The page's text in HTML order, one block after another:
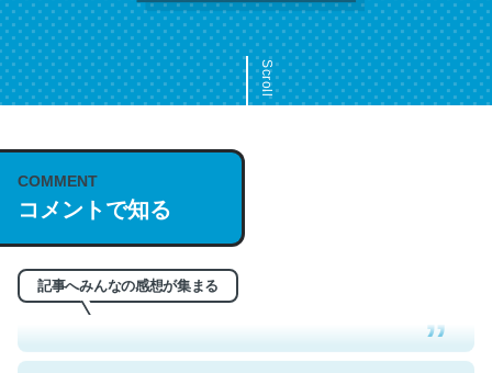
Scroll
COMMENT
コメントで知る
記事へみんなの感想が集まる
これは名文。彼はとてもクレバーなんだろうなと凄く思
う。英語少しでも読める人は原文もお勧め。自分はこの流
れ好き。Let’s Fucking Go. Then Covid hit. Shit.
─今のこの状況が信じられるかい？ by ラーズ・ヌートバー